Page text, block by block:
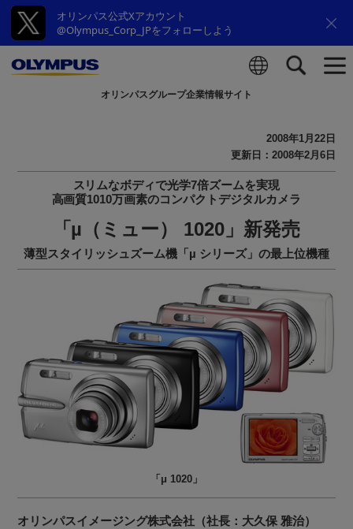
オリンパス公式Xアカウント
@Olympus_Corp_JPをフォローしよう
オリンパスグループ企業情報サイト
2008年1月22日
更新日：2008年2月6日
スリムなボディで光学7倍ズームを実現
高画質1010万画素のコンパクトデジタルカメラ
「µ（ミュー） 1020」新発売
薄型スタイリッシュズーム機「µ シリーズ」の最上位機種
「μ 1020」
オリンパスイメージング株式会社（社長：大久保 雅治）